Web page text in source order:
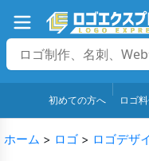
初めての方へ ロゴ
ホーム > ロゴ > ロゴデザ